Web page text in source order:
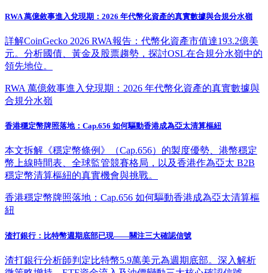
RWA 萬億敘事進入兌現期：2026 年代幣化資產的真實數據與合規分水嶺
詳解CoinGecko 2026 RWA報告：代幣化資產市值達193.2億美
元。分析國債、黃金及股票趨勢，探討OSL在合規分水嶺中的
領先地位。
RWA 萬億敘事進入兌現期：2026 年代幣化資產的真實數據與
合規分水嶺
香港穩定幣牌照落地：Cap.656 如何驅動香港成為亞太清算樞紐
本文拆解《穩定幣條例》（Cap.656）的製度優勢、港幣穩定
幣上線時間表、全球監管競賽格局，以及香港作為亞太 B2B
穩定幣清算樞紐的真實機會與挑戰。
香港穩定幣牌照落地：Cap.656 如何驅動香港成為亞太清算樞
紐
渣打銀行：比特幣週期底部已現——關注三大確認信號
渣打銀行分析師判定比特幣5.9萬美元為週期底部。深入解析